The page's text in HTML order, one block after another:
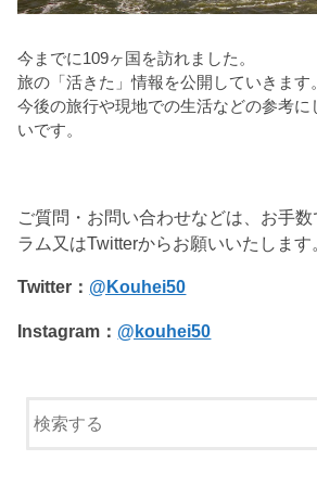
今までに109ヶ国を訪れました。
旅の「活きた」情報を公開していきます
今後の旅行や現地での生活などの参考に
いです。
ご質問・お問い合わせなどは、お手
ラム又はTwitterからお願いいたします
Twitter： @Kouhei50
Instagram： @kouhei50